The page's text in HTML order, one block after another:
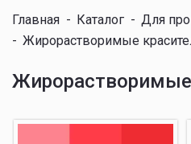
Главная - Каталог - Для
- Жирорастворимые
Жирорастворимые